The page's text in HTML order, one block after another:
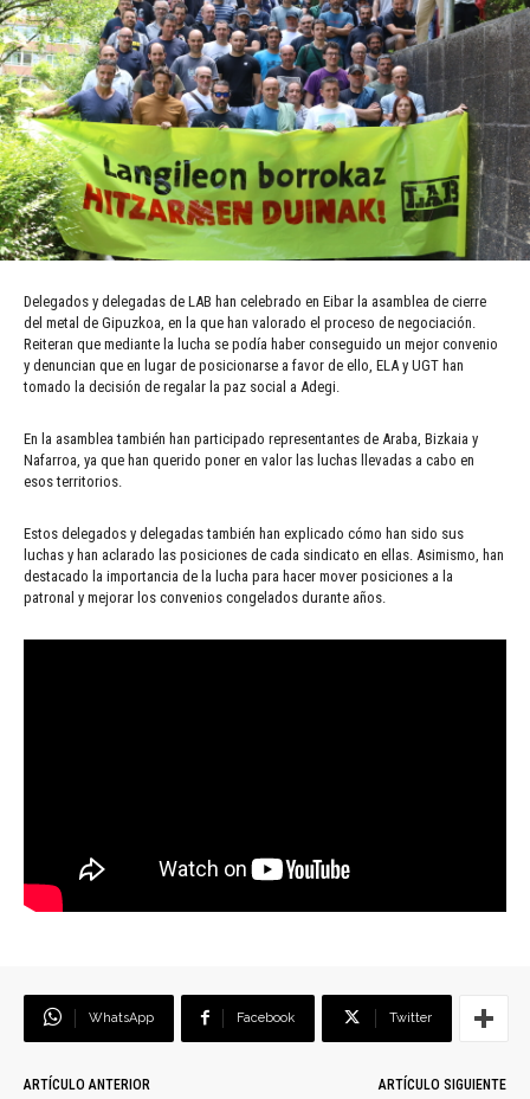
Delegados y delegadas de LAB han celebrado en Eibar la asamblea de cierre
del metal de Gipuzkoa, en la que han valorado el proceso de negociación.
Reiteran que mediante la lucha se podía haber conseguido un mejor convenio
y denuncian que en lugar de posicionarse a favor de ello, ELA y UGT han
tomado la decisión de regalar la paz social a Adegi.
En la asamblea también han participado representantes de Araba, Bizkaia y
Nafarroa, ya que han querido poner en valor las luchas llevadas a cabo en
esos territorios.
Estos delegados y delegadas también han explicado cómo han sido sus
luchas y han aclarado las posiciones de cada sindicato en ellas. Asimismo, han
destacado la importancia de la lucha para hacer mover posiciones a la
patronal y mejorar los convenios congelados durante años.
WhatsApp Facebook Twitter
ARTÍCULO ANTERIOR
ARTÍCULO SIGUIENTE